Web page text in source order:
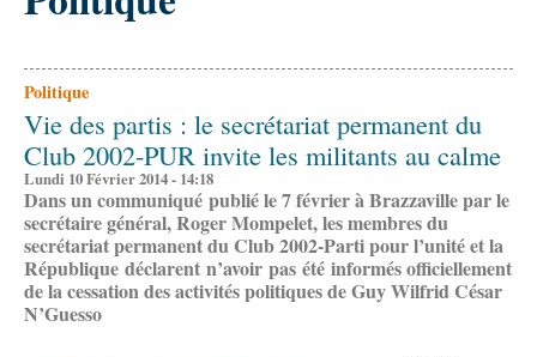
Politique
Vie des partis : le secrétariat permanent du
Club 2002-PUR invite les militants au calme
Lundi 10 Février 2014 - 14:18
Dans un communiqué publié le 7 février à Brazzaville par le
secrétaire général, Roger Mompelet, les membres du
secrétariat permanent du Club 2002-Parti pour l’unité et la
République déclarent n’avoir pas été informés officiellement
de la cessation des activités politiques de Guy Wilfrid César
N’Guesso